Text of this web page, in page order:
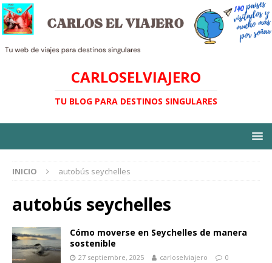
CARLOSELVIAJERO
TU BLOG PARA DESTINOS SINGULARES
INICIO autobús seychelles
autobús seychelles
Cómo moverse en Seychelles de manera
sostenible
27 septiembre, 2025 carloselviajero 0